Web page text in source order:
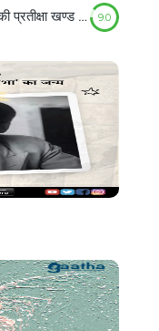
Pashuram ki Prateeksha (परशुराम की प्रतीक्षा खण्ड 2) 9.0